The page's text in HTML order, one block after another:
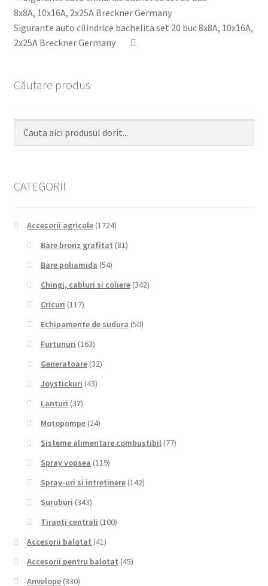
Sigurante auto cilindrice bachelita set 20 buc 8x8A, 10x16A,
2x25A Breckner Germany
Căutare produs
CATEGORII
Accesorii agricole (1724)
Bare bronz grafitat (81)
Bare poliamida (54)
Chingi, cabluri si coliere (342)
Cricuri (117)
Echipamente de sudura (50)
Furtunuri (163)
Generatoare (32)
Joystickuri (43)
Lanturi (37)
Motopompe (24)
Sisteme alimentare combustibil (77)
Spray vopsea (119)
Spray-uri si intretinere (142)
Suruburi (343)
Tiranti centrali (100)
Accesorii balotat (41)
Accesorii pentru balotat (45)
Anvelope (330)